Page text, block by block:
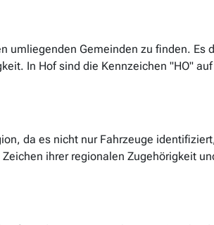
umliegenden Gemeinden zu finden. Es
In Hof sind die Kennzeichen "HO"
da es nicht nur Fahrzeuge
ihrer regionalen Zugehörigkeit